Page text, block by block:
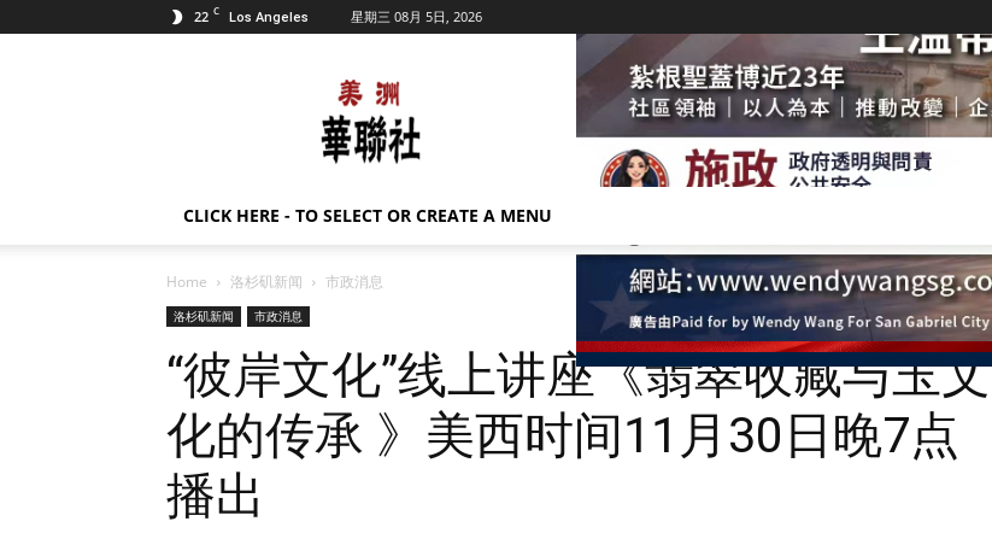
22 C Los Angeles 星期三 08月 5日, 2026
美
洲
华
联
CLICK HERE - TO SELECT OR CREATE A MENU
Home 洛杉矶新闻 市政消息
洛杉矶新闻 市政消息
“彼岸文化”线上讲座《翡翠收藏与玉文
化的传承 》美西时间11月30日晚7点
播出